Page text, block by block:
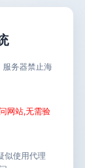
服务器禁止海
网站,无需验
似使用代理